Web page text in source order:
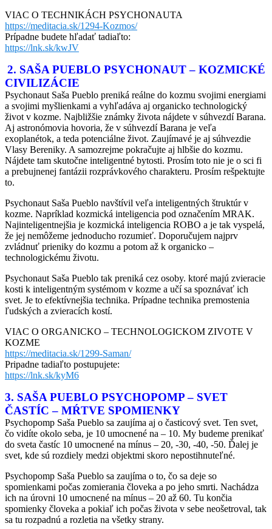
VIAC O TECHNIKÁCH PSYCHONAUTA
https://meditacia.sk/1294-Kozmos/
Prípadne budete hľadať tadiaľto:
https://lnk.sk/kwJV
2. SAŠA PUEBLO PSYCHONAUT – KOZMICKÉ
CIVILIZÁCIE
Psychonaut Saša Pueblo preniká reálne do kozmu svojimi energiami
a svojimi myšlienkami a vyhľadáva aj organicko technologický
život v kozme. Najbližšie známky života nájdete v súhvezdí Barana.
Aj astronómovia hovoria, že v súhvezdí Barana je veľa
exoplanétok, a teda potenciálne život. Zaujímavé je aj súhvezdie
Vlasy Bereniky. A samozrejme pokračujte aj hlbšie do kozmu.
Nájdete tam skutočne inteligentné bytosti. Prosím toto nie je o sci fi
a prebujnenej fantázii rozprávkového charakteru. Prosím rešpektujte
to.
Psychonaut Saša Pueblo navštívil veľa inteligentných štruktúr v
kozme. Napríklad kozmická inteligencia pod označením MRAK.
Najinteligentnejšia je kozmická inteligencia ROBO a je tak vyspelá,
že jej nemôžeme jednoducho rozumieť. Doporučujem najprv
zvládnuť prieniky do kozmu a potom až k organicko –
technologickému životu.
Psychonaut Saša Pueblo tak preniká cez osoby. ktoré majú zvieracie
kosti k inteligentným systémom v kozme a učí sa spoznávať ich
svet. Je to efektívnejšia technika. Prípadne technika premostenia
ľudských a zvieracích kostí.
VIAC O ORGANICKO – TECHNOLOGICKOM ZIVOTE V
KOZME
https://meditacia.sk/1299-Saman/
Pripadne tadiaľto postupujete:
https://lnk.sk/kyM6
3. SAŠA PUEBLO PSYCHOPOMP – SVET
ČASTÍC – MŔTVE SPOMIENKY
Psychopomp Saša Pueblo sa zaujíma aj o časticový svet. Ten svet,
čo vidíte okolo seba, je 10 umocnené na – 10. My budeme prenikať
do sveta častíc 10 umocnené na mínus – 20, -30, -40, -50. Ďalej je
svet, kde sú rozdiely medzi objektmi skoro nepostihnuteľné.
Psychopomp Saša Pueblo sa zaujíma o to, čo sa deje so
spomienkami počas zomierania človeka a po jeho smrti. Nachádza
ich na úrovni 10 umocnené na mínus – 20 až 60. Tu končia
spomienky človeka a pokiaľ ich počas života v sebe neošetroval, tak
sa tu rozpadnú a rozletia na všetky strany.